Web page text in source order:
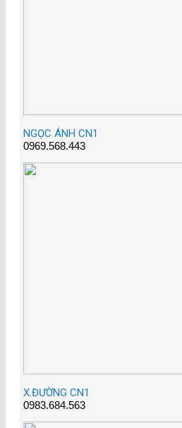
NGỌC ÁNH CN1
0969.568.443
X.ĐƯỜNG CN1
0983.684.563